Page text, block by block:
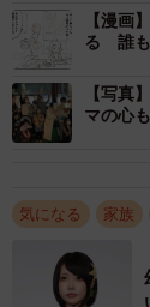
のは高島氏だ
否定しないこ
肢ではだめな
に質問する。ま
きなければ、
【漫画
る 誰も
【写真
マの心
気になる 家族